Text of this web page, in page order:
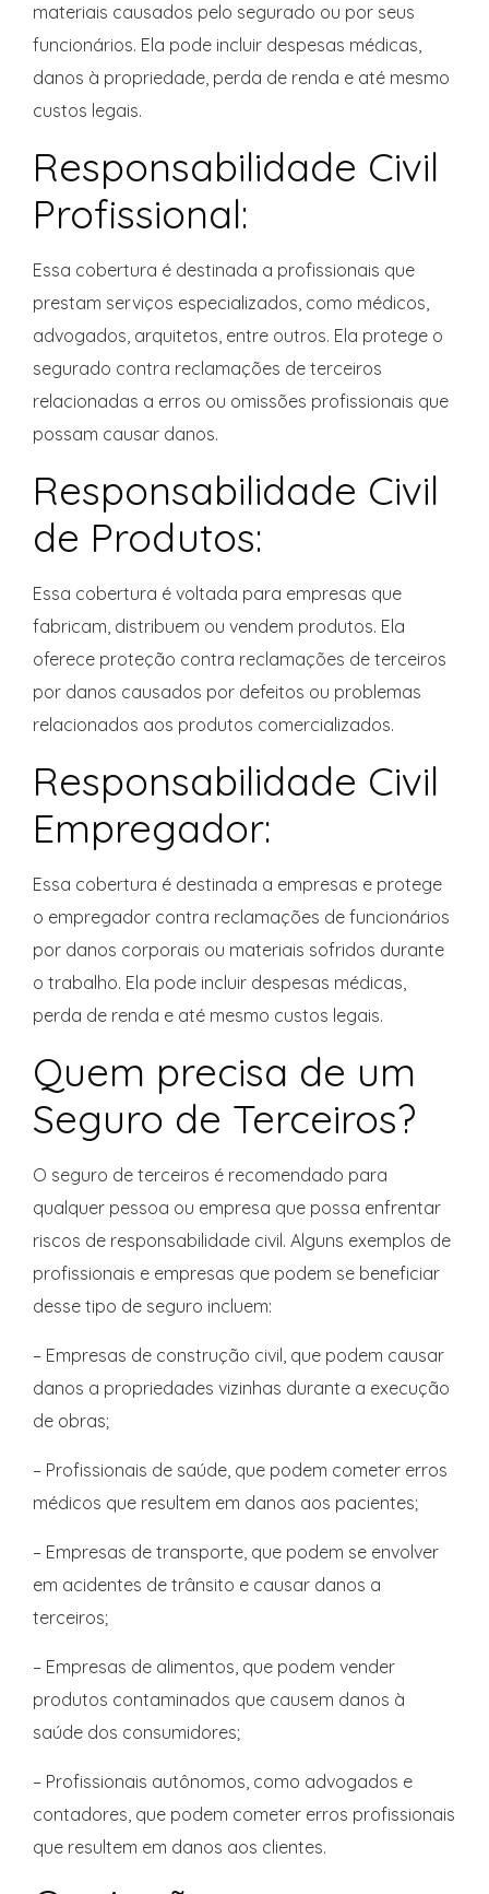
materiais causados pelo segurado ou por seus
funcionários. Ela pode incluir despesas médicas,
danos à propriedade, perda de renda e até mesmo
custos legais.
Responsabilidade Civil
Profissional:
Essa cobertura é destinada a profissionais que
prestam serviços especializados, como médicos,
advogados, arquitetos, entre outros. Ela protege o
segurado contra reclamações de terceiros
relacionadas a erros ou omissões profissionais que
possam causar danos.
Responsabilidade Civil
de Produtos:
Essa cobertura é voltada para empresas que
fabricam, distribuem ou vendem produtos. Ela
oferece proteção contra reclamações de terceiros
por danos causados por defeitos ou problemas
relacionados aos produtos comercializados.
Responsabilidade Civil
Empregador:
Essa cobertura é destinada a empresas e protege
o empregador contra reclamações de funcionários
por danos corporais ou materiais sofridos durante
o trabalho. Ela pode incluir despesas médicas,
perda de renda e até mesmo custos legais.
Quem precisa de um
Seguro de Terceiros?
O seguro de terceiros é recomendado para
qualquer pessoa ou empresa que possa enfrentar
riscos de responsabilidade civil. Alguns exemplos de
profissionais e empresas que podem se beneficiar
desse tipo de seguro incluem:
– Empresas de construção civil, que podem causar
danos a propriedades vizinhas durante a execução
de obras;
– Profissionais de saúde, que podem cometer erros
médicos que resultem em danos aos pacientes;
– Empresas de transporte, que podem se envolver
em acidentes de trânsito e causar danos a
terceiros;
– Empresas de alimentos, que podem vender
produtos contaminados que causem danos à
saúde dos consumidores;
– Profissionais autônomos, como advogados e
contadores, que podem cometer erros profissionais
que resultem em danos aos clientes.